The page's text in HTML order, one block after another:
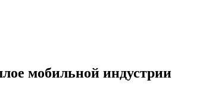
мобильной индустрии